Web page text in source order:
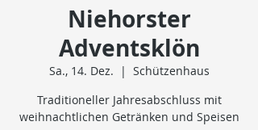
Niehorster
Adventsklön
Sa., 14. Dez.
  |
Schützenhaus
Traditioneller Jahresabschluss mit
weihnachtlichen Getränken und Speisen